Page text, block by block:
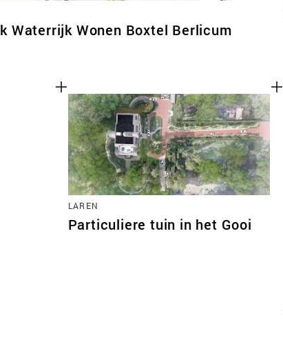
Waterrijk Wonen Boxtel Berlicum
LAREN
Particuliere tuin in het Gooi